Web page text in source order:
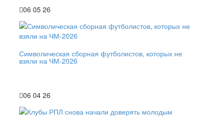
06 05 26
Символическая сборная футболистов, которых не
взяли на ЧМ-2026
06 04 26